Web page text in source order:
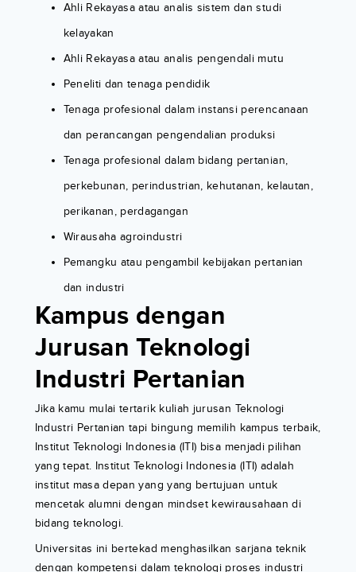
Ahli Rekayasa atau analis sistem dan studi
kelayakan
Ahli Rekayasa atau analis pengendali mutu
Peneliti dan tenaga pendidik
Tenaga profesional dalam instansi perencanaan
dan perancangan pengendalian produksi
Tenaga profesional dalam bidang pertanian,
perkebunan, perindustrian, kehutanan, kelautan,
perikanan, perdagangan
Wirausaha agroindustri
Pemangku atau pengambil kebijakan pertanian
dan industri
Kampus dengan
Jurusan Teknologi
Industri Pertanian
Jika kamu mulai tertarik kuliah jurusan Teknologi
Industri Pertanian tapi bingung memilih kampus terbaik,
Institut Teknologi Indonesia (ITI) bisa menjadi pilihan
yang tepat. Institut Teknologi Indonesia (ITI) adalah
institut masa depan yang yang bertujuan untuk
mencetak alumni dengan mindset kewirausahaan di
bidang teknologi.
Universitas ini bertekad menghasilkan sarjana teknik
dengan kompetensi dalam teknologi proses industri